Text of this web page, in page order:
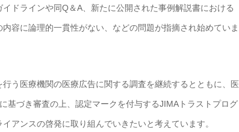
ドラインや同Q＆A、新たに公開された事例解説書における
容に論理的一貫性がない、などの問題が指摘され始めていま
う医療機関の医療広告に関する調査を継続するとともに、医
基づき審査の上、認定マークを付与するJIMAトラストプログ
アンスの啓発に取り組んでいきたいと考えています。